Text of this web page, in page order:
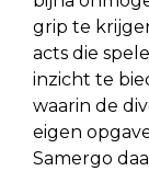
grip te
acts die
inzicht te
waarin de
eigen
Samergo